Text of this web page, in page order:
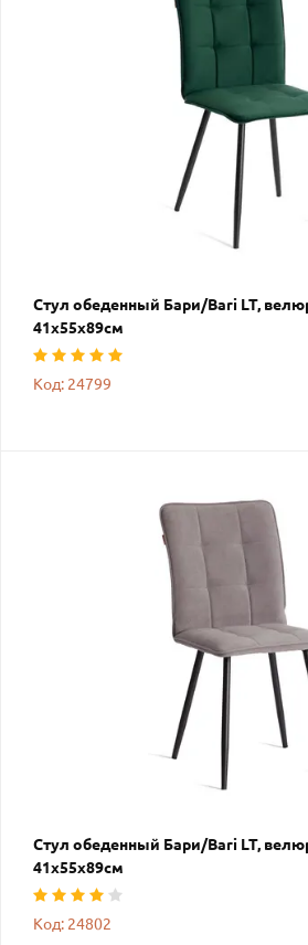
Стул обеденный Бари/Bari LT,
41х55х89см
Код: 24799
Стул обеденный Бари/Bari LT,
41х55х89см
Код: 24802